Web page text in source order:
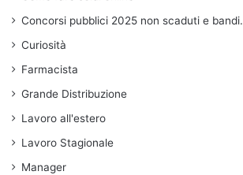
Concorsi pubblici 2025 non scaduti e bandi.
Curiosità
Farmacista
Grande Distribuzione
Lavoro all'estero
Lavoro Stagionale
Manager